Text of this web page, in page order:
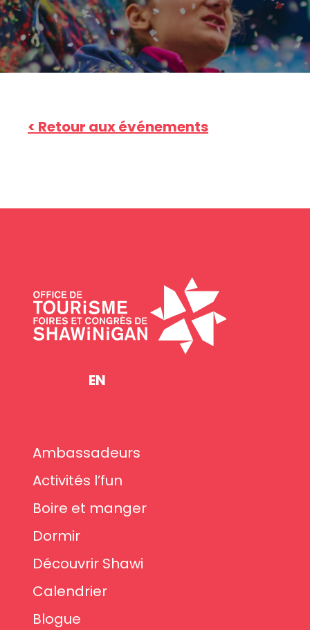
< Retour aux événements
EN
Ambassadeurs
Activités l’fun
Boire et manger
Dormir
Découvrir Shawi
Calendrier
Blogue